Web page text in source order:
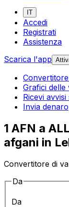
IT
Accedi
Registrati
Assistenza
Scarica l'app
Grafici delle
Ricevi avvisi
Invia denaro
1 AFN a
afgani in
Convertitore di
Da
Da